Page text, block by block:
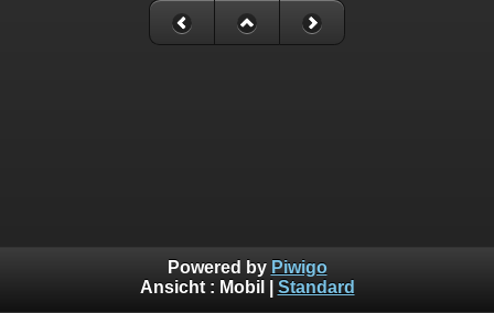
Powered by Piwigo
Ansicht : Mobil Standard